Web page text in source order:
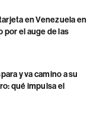
en Venezuela en
por el auge de las
y va camino a su
qué impulsa el